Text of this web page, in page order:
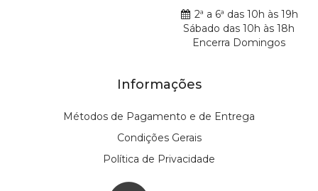
2ª a 6ª das 10h às 19h
Sábado das 10h às 18h
Encerra Domingos
Informações
Métodos de Pagamento e de Entrega
Condições Gerais
Política de Privacidade